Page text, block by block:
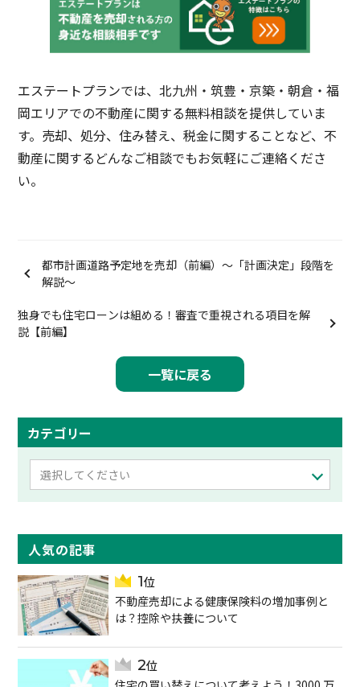
エステートプランでは、北九州・筑豊・京築・朝倉・福
岡エリアでの不動産に関する無料相談を提供していま
す。売却、処分、住み替え、税金に関することなど、不
動産に関するどんなご相談でもお気軽にご連絡くださ
い。
都市計画道路予定地を売却（前編）〜「計画決定」段階を
解説〜
一覧に戻る
独身でも住宅ローンは組める！審査で重視される項目を解
説【前編】
カテゴリー
選択してください
人気の記事
不動産売却による健康保険料の増加事例と
は？控除や扶養について